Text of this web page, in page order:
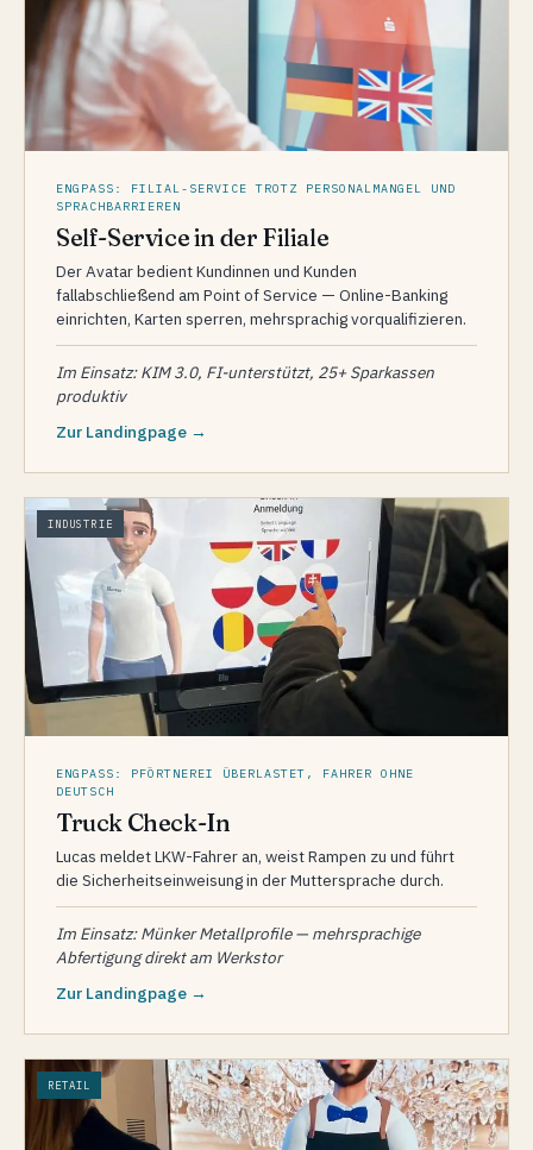
ENGPASS: FILIAL-SERVICE TROTZ PERSONALMANGEL UND
SPRACHBARRIEREN
Self-Service in der Filiale
Der Avatar bedient Kundinnen und Kunden
fallabschließend am Point of Service — Online-Banking
einrichten, Karten sperren, mehrsprachig vorqualifizieren.
Im Einsatz: KIM 3.0, FI-unterstützt, 25+ Sparkassen
produktiv
Zur Landingpage →
INDUSTRIE
ENGPASS: PFÖRTNEREI ÜBERLASTET, FAHRER OHNE
DEUTSCH
Truck Check-In
Lucas meldet LKW-Fahrer an, weist Rampen zu und führt
die Sicherheitseinweisung in der Muttersprache durch.
Im Einsatz: Münker Metallprofile — mehrsprachige
Abfertigung direkt am Werkstor
Zur Landingpage →
RETAIL